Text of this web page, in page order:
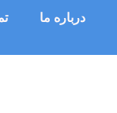
درباره ما